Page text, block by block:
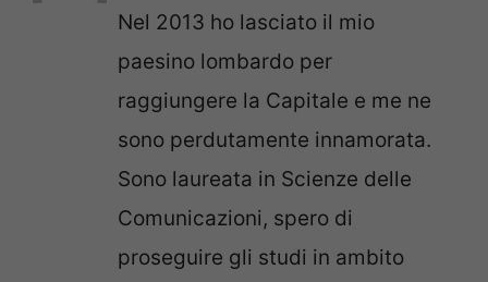
Nel 2013 ho lasciato il mio
paesino lombardo per
raggiungere la Capitale e me ne
sono perdutamente innamorata.
Sono laureata in Scienze delle
Comunicazioni, spero di
proseguire gli studi in ambito